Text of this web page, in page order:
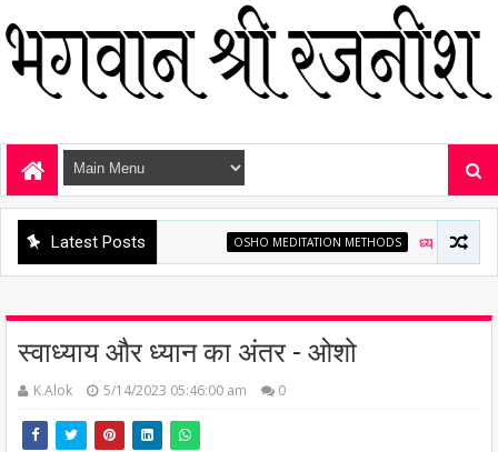
Latest Posts OSHO MEDITATION METHODS ध्यान है अमृत—ध्यान है
स्वाध्याय और ध्यान का अंतर - ओशो
K.Alok 5/14/2023 05:46:00 am 0